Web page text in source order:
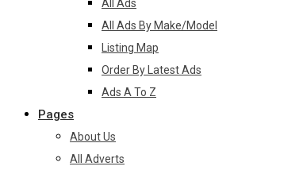
All Ads
All Ads By Make/Model
Listing Map
Order By Latest Ads
Ads A To Z
Pages
About Us
All Adverts